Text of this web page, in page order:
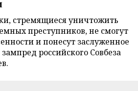
стремящиеся уничтожить
преступников, не смогут
и понесут заслуженное
российского Совбеза